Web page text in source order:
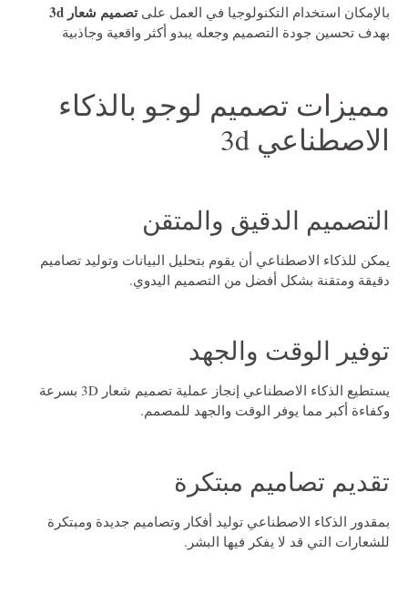
بالإمكان استخدام التكنولوجيا في العمل علىتصميم شعار 3d
بهدف تحسين جودة التصميم وجعله يبدو أكثر واقعية وجاذبية
مميزات تصميم لوجو بالذكاء
الاصطناعي 3d
التصميم الدقيق والمتقن
يمكن للذكاء الاصطناعي أن يقوم بتحليل البيانات وتوليد تصاميم
دقيقة ومتقنة بشكل أفضل من التصميم اليدوي.
توفير الوقت والجهد
يستطيع الذكاء الاصطناعي إنجاز عملية تصميم شعار 3D بسرعة
وكفاءة أكبر مما يوفر الوقت والجهد للمصمم.
تقديم تصاميم مبتكرة
بمقدور الذكاء الاصطناعي توليد أفكار وتصاميم جديدة ومبتكرة
للشعارات التي قد لا يفكر فيها البشر.